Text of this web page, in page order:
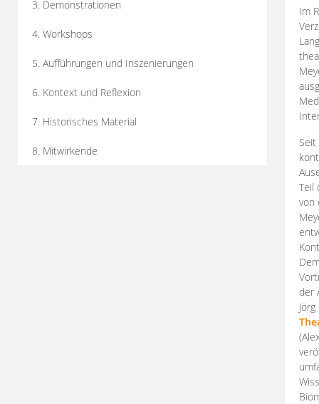
3. Demonstrationen
4. Workshops
5. Aufführungen und Inszenierungen
6. Kontext und Reflexion
7. Historisches Material
8. Mitwirkende
Im
Teil
von
der